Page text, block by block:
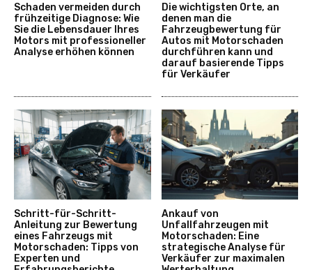
Schaden vermeiden durch
frühzeitige Diagnose: Wie
Sie die Lebensdauer Ihres
Motors mit professioneller
Analyse erhöhen können
Die wichtigsten Orte, an
denen man die
Fahrzeugbewertung für
Autos mit Motorschaden
durchführen kann und
darauf basierende Tipps
für Verkäufer
Schritt-für-Schritt-
Anleitung zur Bewertung
eines Fahrzeugs mit
Motorschaden: Tipps von
Experten und
Ankauf von
Unfallfahrzeugen mit
Motorschaden: Eine
strategische Analyse für
Verkäufer zur maximalen